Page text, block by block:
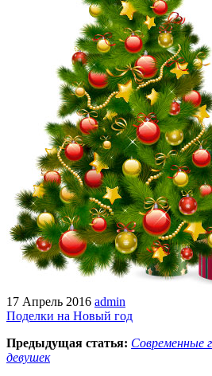
17 Апрель 2016 admin
Поделки на Новый год
Предыдущая статья: Современные
девушек